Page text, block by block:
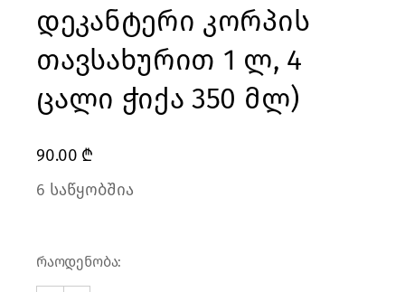
დეკანტერი კორპის
თავსახურით 1 ლ, 4
ცალი ჭიქა 350 მლ)
90.00 ₾
6 საწყობშია
რაოდენობა: